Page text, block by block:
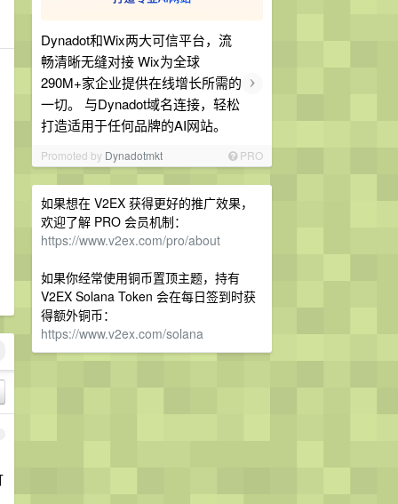
Dynadot和Wix两大可信平台，流
畅清晰无缝对接 Wix为全球
290M+家企业提供在线增长所需的
一切。 与Dynadot域名连接，轻松
打造适用于任何品牌的AI网站。
›
Promoted by Dynadotmkt PRO
如果想在 V2EX 获得更好的推广效果，
欢迎了解 PRO 会员机制：
https://www.v2ex.com/pro/about
如果你经常使用铜币置顶主题，持有
V2EX Solana Token 会在每日签到时获
得额外铜币：
https://www.v2ex.com/solana